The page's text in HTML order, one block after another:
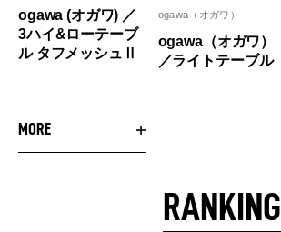
ogawa (オガワ) ／
3ハイ&ローテーブ
ル タフメッシュⅡ
ogawa（オガワ）
ogawa（オガワ）
／ライトテーブル
MORE
RANKING